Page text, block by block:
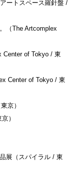
ートスペース羅針盤 /
（The Artcomplex
of Tokyo / 東
Center of Tokyo / 東
京）
）
展（スパイラル / 東